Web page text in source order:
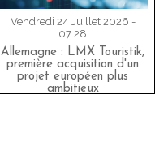
Vendredi 24 Juillet 2026 -
07:28
Allemagne : LMX Touristik,
première acquisition d'un
projet européen plus
ambitieux